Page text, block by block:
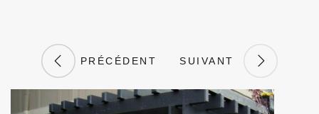
PRÉCÉDENT SUIVANT